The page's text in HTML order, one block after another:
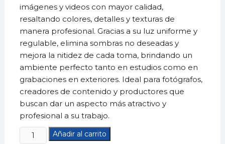
imágenes y videos con mayor calidad,
resaltando colores, detalles y texturas de
manera profesional. Gracias a su luz uniforme y
regulable, elimina sombras no deseadas y
mejora la nitidez de cada toma, brindando un
ambiente perfecto tanto en estudios como en
grabaciones en exteriores. Ideal para fotógrafos,
creadores de contenido y productores que
buscan dar un aspecto más atractivo y
profesional a su trabajo.
Añadir al carrito